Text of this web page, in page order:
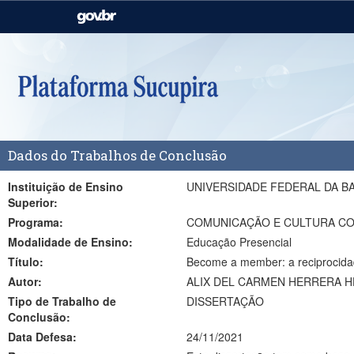
Casa Civil
Pecuária e Abastecimento
Dados do Trabalhos de Conclusão
Instituição de Ensino
Superior:
UNIVERSIDADE FEDERAL DA
Programa:
COMUNICAÇÃO E CULTURA
Modalidade de Ensino:
Educação Presencial
Título:
Become a member: a
Autor:
ALIX DEL CARMEN HERRERA
Tipo de Trabalho de
Conclusão:
DISSERTAÇÃO
Data Defesa:
24/11/2021